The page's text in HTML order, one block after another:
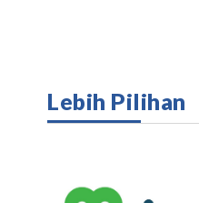
Lebih Pilihan